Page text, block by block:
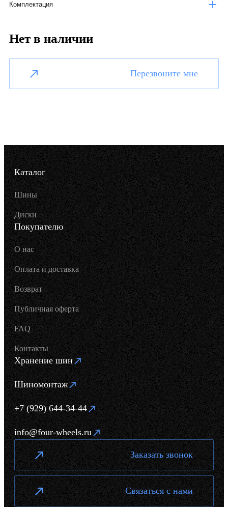
Комплектация
Нет в наличии
Перезвоните мне
Каталог
Шины
Диски
Покупателю
О нас
Оплата и доставка
Возврат
Публичная оферта
FAQ
Контакты
Хранение шин
Шиномонтаж
+7 (929) 644-34-44
info@four-wheels.ru
Заказать звонок
Связаться с нами